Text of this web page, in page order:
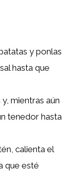
y ponlas
hasta que
mientras aún
tenedor hasta
calienta el
que esté